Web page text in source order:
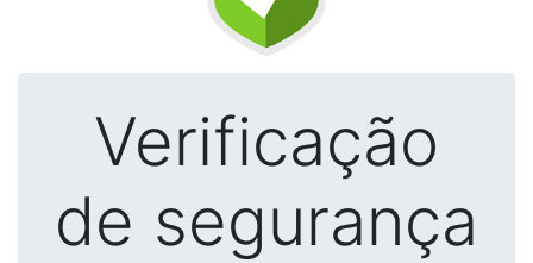
Verificação
de segurança